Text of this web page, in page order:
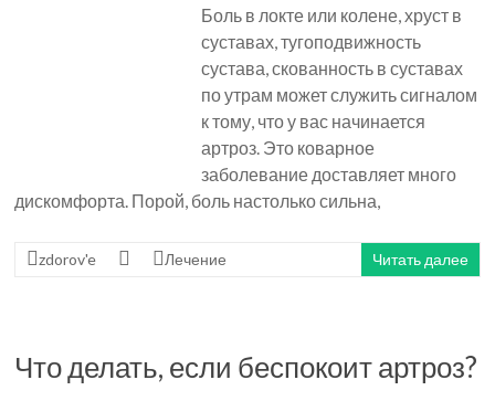
Боль в локте или колене, хруст в
суставах, тугоподвижность
сустава, скованность в суставах
по утрам может служить сигналом
к тому, что у вас начинается
артроз. Это коварное
заболевание доставляет много
дискомфорта. Порой, боль настолько сильна,
zdorov'e Лечение Читать далее
Что делать, если беспокоит артроз?